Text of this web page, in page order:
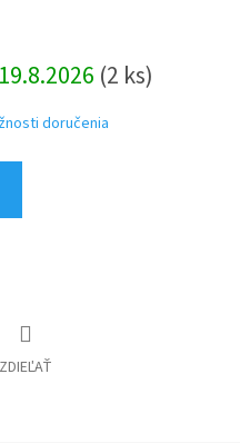
(2 ks)
doručenia
ZDIEĽAŤ